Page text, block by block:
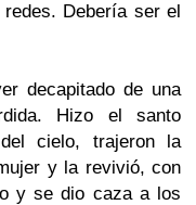
Debería ser el
decapitado de una
Hizo el santo
cielo, trajeron la
y la revivió, con
y se dio caza a los